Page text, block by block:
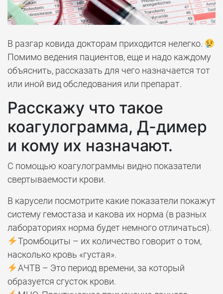
В разгар ковида докторам приходится нелегко.
Помимо ведения пациентов, еще и надо каждому
объяснить, рассказать для чего назначается тот
или иной вид обследования или препарат.
Расскажу что такое
коагулограмма, Д-димер
и кому их назначают.
С помощью коагулограммы видно показатели
свертываемости крови.
В карусели посмотрите какие показатели покажут
систему гемостаза и какова их норма (в разных
лабораториях норма будет немного отличаться).
Тромбоциты – их количество говорит о том,
насколько кровь «густая».
АЧТВ – Это период времени, за который
образуется сгусток крови.